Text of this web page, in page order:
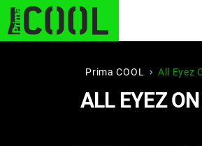
STARHOUSE BUFFY,
PLNEJ KOTEL AVENGERS 5
Prima COOL All Eyez
ALL EYEZ